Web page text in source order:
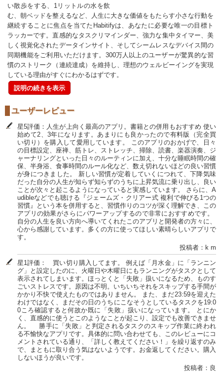
い散歩をする、1リットルの水を飲
む、朝ベッドを整えるなど、人生に大きな価値をもたらす小さな行動を
継続することに焦点を当てたHabitifyは、あなたに必要な唯一の目標ト
ラッカーです。直感的なタスクリマインダー、強力な集中タイマー、美
しく視覚化されたデータインサイト、そしてシームレスなデバイス間の
同期機能をご利用いただけます。300万人以上のユーザーが驚異的な習
慣のストリーク（連続達成）を維持し、理想のウェルビーイングを実現
している理由がすぐにわかるはずです。
説明の続きを表示
ユーザーレビュー
星5評価：人生が上向く最高のアプリ。書籍との併用もおすすめ ​使い
始めて2、3年になります。あまりにも良かったので有料版（完全買
い切り）を購入して愛用しています。 ​このアプリのおかげで、日々
の目標設定、座禅、筋トレ、ストレッチ、掃除、読書、楽器演奏、ジ
ャーナリングといった日々のルーティンに加え、十分な睡眠時間の確
保、半身浴、食事時間のルール化など、数え切れないほどの良い習慣
が身につきました。 ​新しい習慣が定着していくにつれて、下降気味
だった自分の人生が知らず知らずのうちに上昇気流に乗り出し、良い
ことが次々と起こるようになっていると実感しています。 ​さらに、A
udibleなどでも聴ける『ジェームズ・クリアー式 複利で伸びる1つの
習慣』という本を併用すると、習慣作りのコツが深く理解でき、この
アプリの効果がさらにパワーアップするので非常におすすめです。 ​
自分の人生を良い方向へ導いてくれたこのアプリと開発者の方々に、
心から感謝しています。多くの方に使ってほしい素晴らしいアプリで
す。
投稿者：k m
星1評価： 買い切り購入してます。 例えば「月水金」に「ランニン
グ」と設定したのに、火曜日や木曜日にもランニングがタスクとして
表示されてしまいます。ほっとくと「失敗」扱いになるため、ものす
ごいストレスです。原因は不明。いちいちそれをスキップする手間が
かかり不快で使えたものではありません。 また、まだ23:59を迎えた
わけではなく、まだその日のうちにこなそうとしているタスクを19:0
0ころ確認すると何故か既に「失敗」扱いになっています。 とにか
く、直感的に使うとこのようなことが起こり、設定でも改善できませ
ん。 勝手に「失敗」と判定されるタスクのスキップ作業に終われ
る不愉快なアプリです。具体的に問い合わせても、このレビューにコ
メントされている通り、「詳しく教えてください！」を繰り返すのみ
で、まともに取り合う気はないようです。お金返してください。購入
しないほうが良いです。
投稿者：良